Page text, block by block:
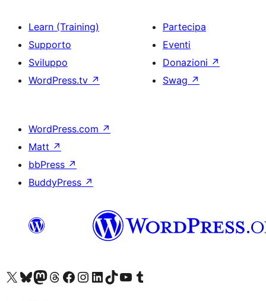
Learn (Training)
Supporto
Sviluppo
WordPress.tv ↗
Partecipa
Eventi
Donazioni ↗
Swag ↗
WordPress.com ↗
Matt ↗
bbPress ↗
BuddyPress ↗
Visita il nostro account X (ex Twitter)
Visita il nostro account Bluesky
Visita il nostro account Mastodon
Visita il nostro account Threads
Visita la nostra pagina Facebook
Visita il nostro account Instagram
Visita il nostro account LinkedIn
Visita il nostro account TikTok
Visita il nostro canale YouTube
Visita il nostro account Tumblr